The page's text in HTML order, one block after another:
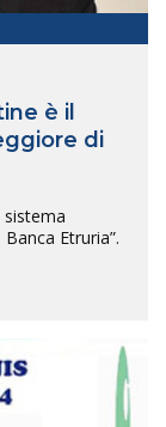
è il
di
sistema
Etruria”.